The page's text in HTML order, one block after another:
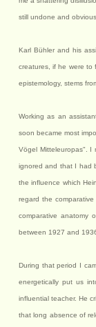
still undone and
Karl Bühler and his
creatures, if he were to
epistemology, stems
Working as an
soon became most
Vögel Mitteleuropas". I
ignored and that I had
the influence which
regard the
comparative anatomy
between 1927 and
During that period I
energetically put us
influential teacher. He
that long absence of